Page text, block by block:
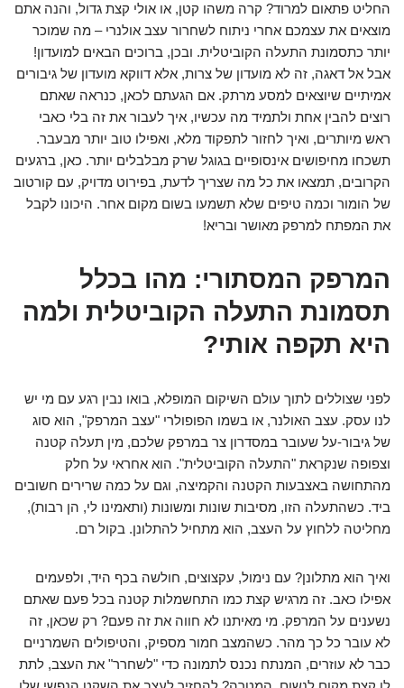
החליט פתאום למרוד? קרה משהו קטן, או אולי קצת גדול, והנה אתם
מוצאים את עצמכם אחרי ניתוח לשחרור עצב אולנרי – מה שמוכר
יותר כתסמונת התעלה הקוביטלית. ובכן, ברוכים הבאים למועדון!
אבל אל דאגה, זה לא מועדון של צרות, אלא דווקא מועדון של גיבורים
אמיתיים שיוצאים למסע מרתק. אם הגעתם לכאן, כנראה שאתם
רוצים להבין אחת ולתמיד מה עכשיו, איך לעבור את זה בלי כאבי
ראש מיותרים, ואיך לחזור לתפקוד מלא, ואפילו טוב יותר מבעבר.
תשכחו מחיפושים אינסופיים בגוגל שרק מבלבלים יותר. כאן, ברגעים
הקרובים, תמצאו את כל מה שצריך לדעת, בפירוט מדויק, עם קורטוב
של הומור וכמה טיפים שלא תשמעו בשום מקום אחר. היכונו לקבל
את המפתח למרפק מאושר ובריא!
המרפק המסתורי: מהו בכלל
תסמונת התעלה הקוביטלית ולמה
היא תקפה אותי?
לפני שצוללים לתוך עולם השיקום המופלא, בואו נבין רגע עם מי יש
לנו עסק. עצב האולנר, או בשמו הפופולרי "עצב המרפק", הוא סוג
של גיבור-על שעובר במסדרון צר במרפק שלכם, מין תעלה קטנה
וצפופה שנקראת "התעלה הקוביטלית". הוא אחראי על חלק
מהתחושה באצבעות הקטנה והקמיצה, וגם על כמה שרירים חשובים
ביד. כשהתעלה הזו, מסיבות שונות ומשונות (ותאמינו לי, הן רבות),
מחליטה ללחוץ על העצב, הוא מתחיל להתלונן. בקול רם.
ואיך הוא מתלונן? עם נימול, עקצוצים, חולשה בכף היד, ולפעמים
אפילו כאב. זה מרגיש קצת כמו התחשמלות קטנה בכל פעם שאתם
נשענים על המרפק. מי מאיתנו לא חווה את זה פעם? רק שכאן, זה
לא עובר כל כך מהר. כשהמצב חמור מספיק, והטיפולים השמרניים
כבר לא עוזרים, המנתח נכנס לתמונה כדי "לשחרר" את העצב, לתת